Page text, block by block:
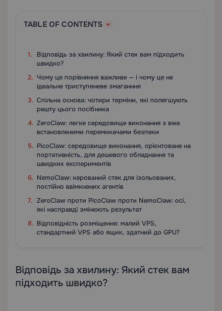
TABLE OF CONTENTS
Відповідь за хвилину: Який стек вам підходить
швидко?
Чому це порівняння важливе — і чому це не
ідеальне триступеневе змаганння
Спільна основа: чотири терміни, які полегшують
решту цього посібника
ZeroClaw: легке середовище виконання з вже
встановленими перемикачами безпеки
PicoClaw: середовище виконання, орієнтоване на
портативність, для дешевого обладнання та
швидких експериментів
NemoClaw: керований стек для ізольованих,
постійно ввімкнених агентів
ZeroClaw проти PicoClaw проти NemoClaw: осі,
які насправді змінюють результат
Відповідність розміщення: малий VPS,
стандартний VPS або ящик, здатний до GPU?
Відповідь за хвилину: Який стек вам
підходить швидко?